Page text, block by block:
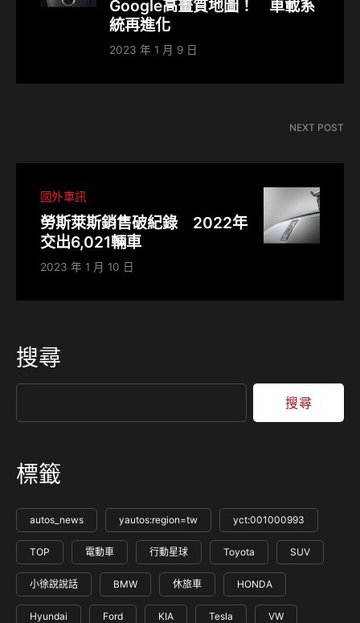
Google高畫質地圖！ 車載系
統再進化
2023 年 1 月 9 日
NEXT POST
國外車訊
勞斯萊斯銷售破紀錄 2022年
交出6,021輛車
2023 年 1 月 10 日
搜尋
搜尋
標籤
autos_news yautos:region=tw yct:001000993
TOP 電動車 行動星球 Toyota SUV
小徐說說話 BMW 休旅車 HONDA
Hyundai Ford KIA Tesla VW